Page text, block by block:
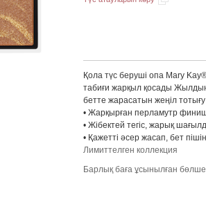
Қола түс беруші опа Mary Kay®
табиғи жарқыл қосады
бетте жарасатын жеңіл
• Жарқырған перламутр
• Жібектей тегіс, жарық
• Қажетті әсер жасап, бет
Лимиттелген коллекция
Барлық баға ұсынылған